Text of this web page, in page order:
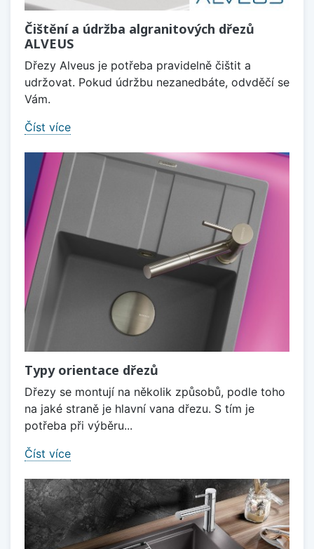
Čištění a údržba algranitových dřezů
ALVEUS
Dřezy Alveus je potřeba pravidelně čištit a
udržovat. Pokud údržbu nezanedbáte, odvděčí se
Vám.
Číst více
Typy orientace dřezů
Dřezy se montují na několik způsobů, podle toho
na jaké straně je hlavní vana dřezu. S tím je
potřeba při výběru...
Číst více